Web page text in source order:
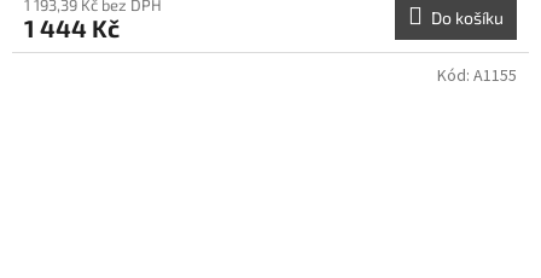
1 193,39 Kč bez DPH
1 444 Kč Do košíku
Kód: A1155